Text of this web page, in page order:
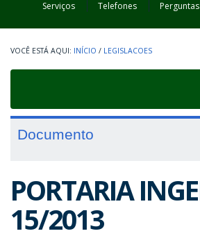
Serviços Telefones
INÍCIO / LEGISLACOES
Documento
PORTARIA
15/2013